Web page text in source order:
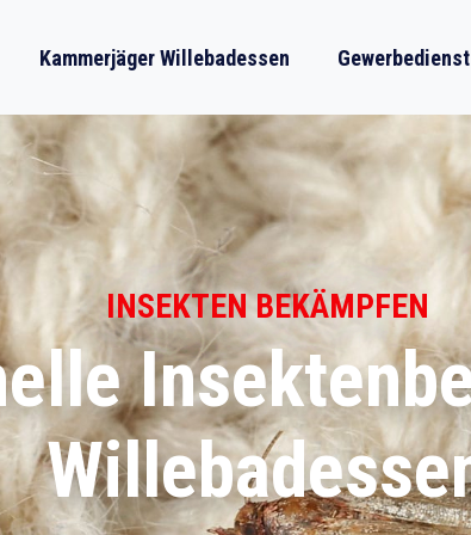
Kammerjäger Willebadessen Gewerbedienst
INSEKTEN BEKÄMPFEN